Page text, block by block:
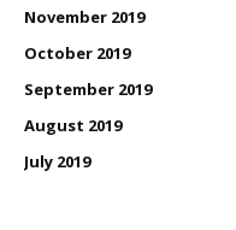
November 2019
October 2019
September 2019
August 2019
July 2019